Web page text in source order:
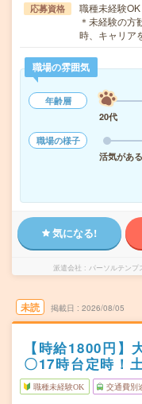
応募資格
職種未経験
＊未経験の方
時、キャリア
職場の雰囲気
年齢層
20代
職場の様子
活気がある
気になる!
派遣会社 パーソルテンプ
未読 掲載日 2026/08/05
【時給1800円】
〇17時台定時！
職種未経験OK 交通費別